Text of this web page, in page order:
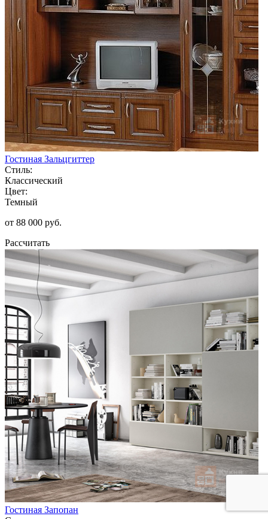
Гостиная Зальцгиттер
Стиль:
Классический
Цвет:
Темный
от 88 000 руб.
Рассчитать
Гостиная Запопан